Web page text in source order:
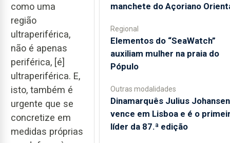
como uma
região
ultraperiférica,
não é apenas
periférica, [é]
ultraperiférica. E,
isto, também é
urgente que se
concretize em
medidas próprias
manchete do Açoriano
Regional
​Elementos do “SeaWatch”
auxiliam mulher na praia do
Pópulo
Outras modalidades
Dinamarquês Julius Johansen
vence em Lisboa e é o
líder da 87.ª edição